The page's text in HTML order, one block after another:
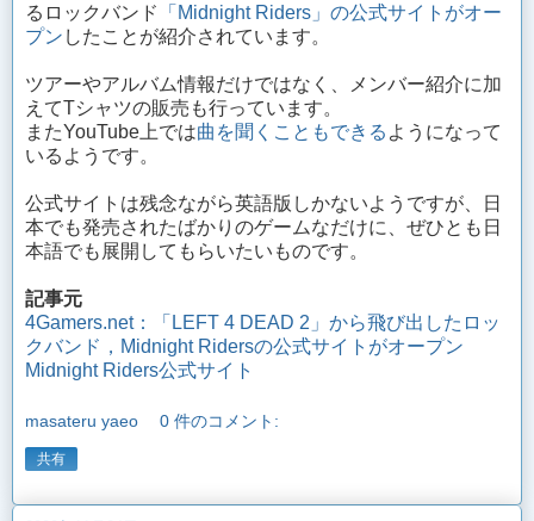
るロックバンド
「Midnight Riders」の公式サイトがオー
プン したことが紹介されています。
ツアーやアルバム情報だけではなく、メンバー紹介に加
えてTシャツの販売も行っています。
またYouTube上では曲を聞くこともできる ようになって
いるようです。
公式サイトは残念ながら英語版しかないようですが、日
本でも発売されたばかりのゲームなだけに、ぜひとも日
本語でも展開してもらいたいものです。
記事元
4Gamers.net：「LEFT 4 DEAD 2」から飛び出したロッ
クバンド，Midnight Ridersの公式サイトがオープン
Midnight Riders公式サイト
masateru yaeo 0 件のコメント:
共有